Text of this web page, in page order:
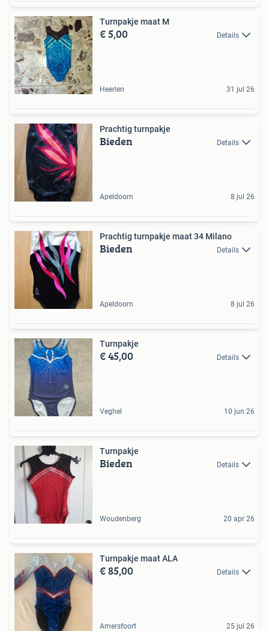
Turnpakje maat M
€ 5,00 Details
Heerlen 31 jul 26
Prachtig turnpakje
Bieden Details
Apeldoorn 8 jul 26
Prachtig turnpakje maat 34 Milano
Bieden Details
Apeldoorn 8 jul 26
Turnpakje
€ 45,00 Details
Veghel 10 jun 26
Turnpakje
Bieden Details
Woudenberg 20 apr 26
Turnpakje maat ALA
€ 85,00 Details
Amersfoort 25 jul 26